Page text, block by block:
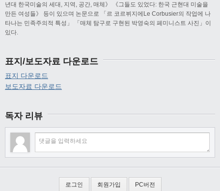
년대 한국미술의 세대, 지역, 공간, 매체》 《그들도 있었다: 한국 근현대 미술을
만든 여성들》 등이 있으며 논문으로 「르 코르뷔지에Le Corbusier의 작업에 나
타나는 민족주의적 특성」 「매체 탐구로 구현된 박영숙의 페미니스트 사진」이
있다.
표지/보도자료 다운로드
표지 다운로드
보도자료 다운로드
독자 리뷰
로그인 회원가입 PC버전